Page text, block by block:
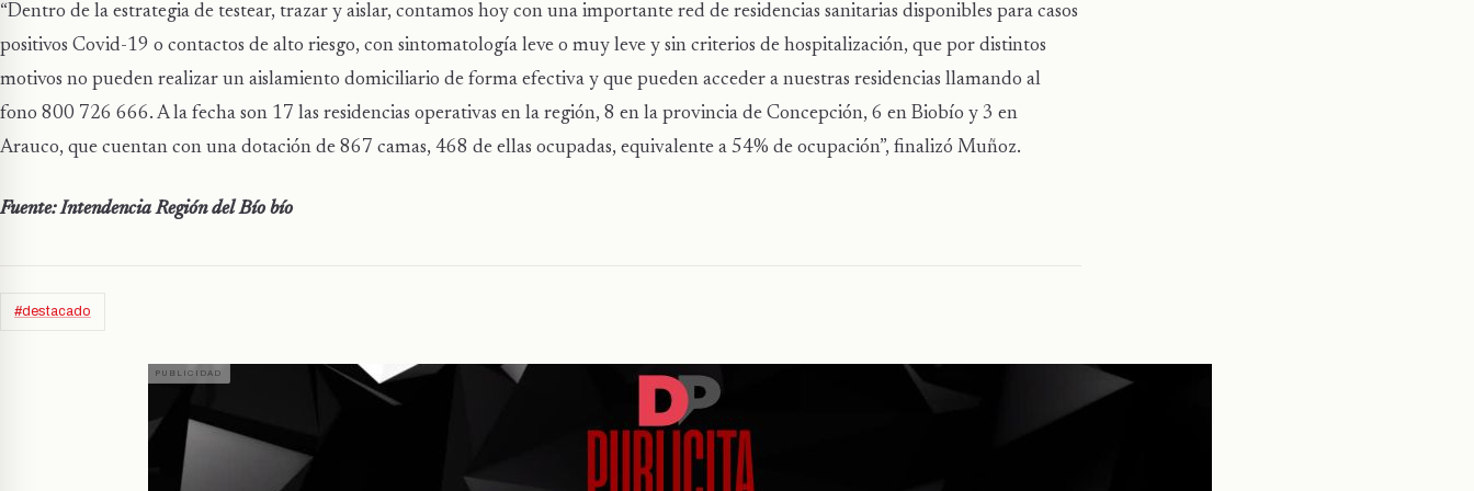
“Dentro de la estrategia de testear, trazar y aislar, contamos hoy con una importante red de residencias sanitarias disponibles para casos
positivos Covid-19 o contactos de alto riesgo, con sintomatología leve o muy leve y sin criterios de hospitalización, que por distintos
motivos no pueden realizar un aislamiento domiciliario de forma efectiva y que pueden acceder a nuestras residencias llamando al
fono 800 726 666. A la fecha son 17 las residencias operativas en la región, 8 en la provincia de Concepción, 6 en Biobío y 3 en
Arauco, que cuentan con una dotación de 867 camas, 468 de ellas ocupadas, equivalente a 54% de ocupación”, finalizó Muñoz.
Fuente: Intendencia Región del Bío bío
#destacado